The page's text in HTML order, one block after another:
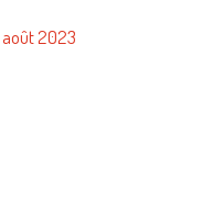
août 2023